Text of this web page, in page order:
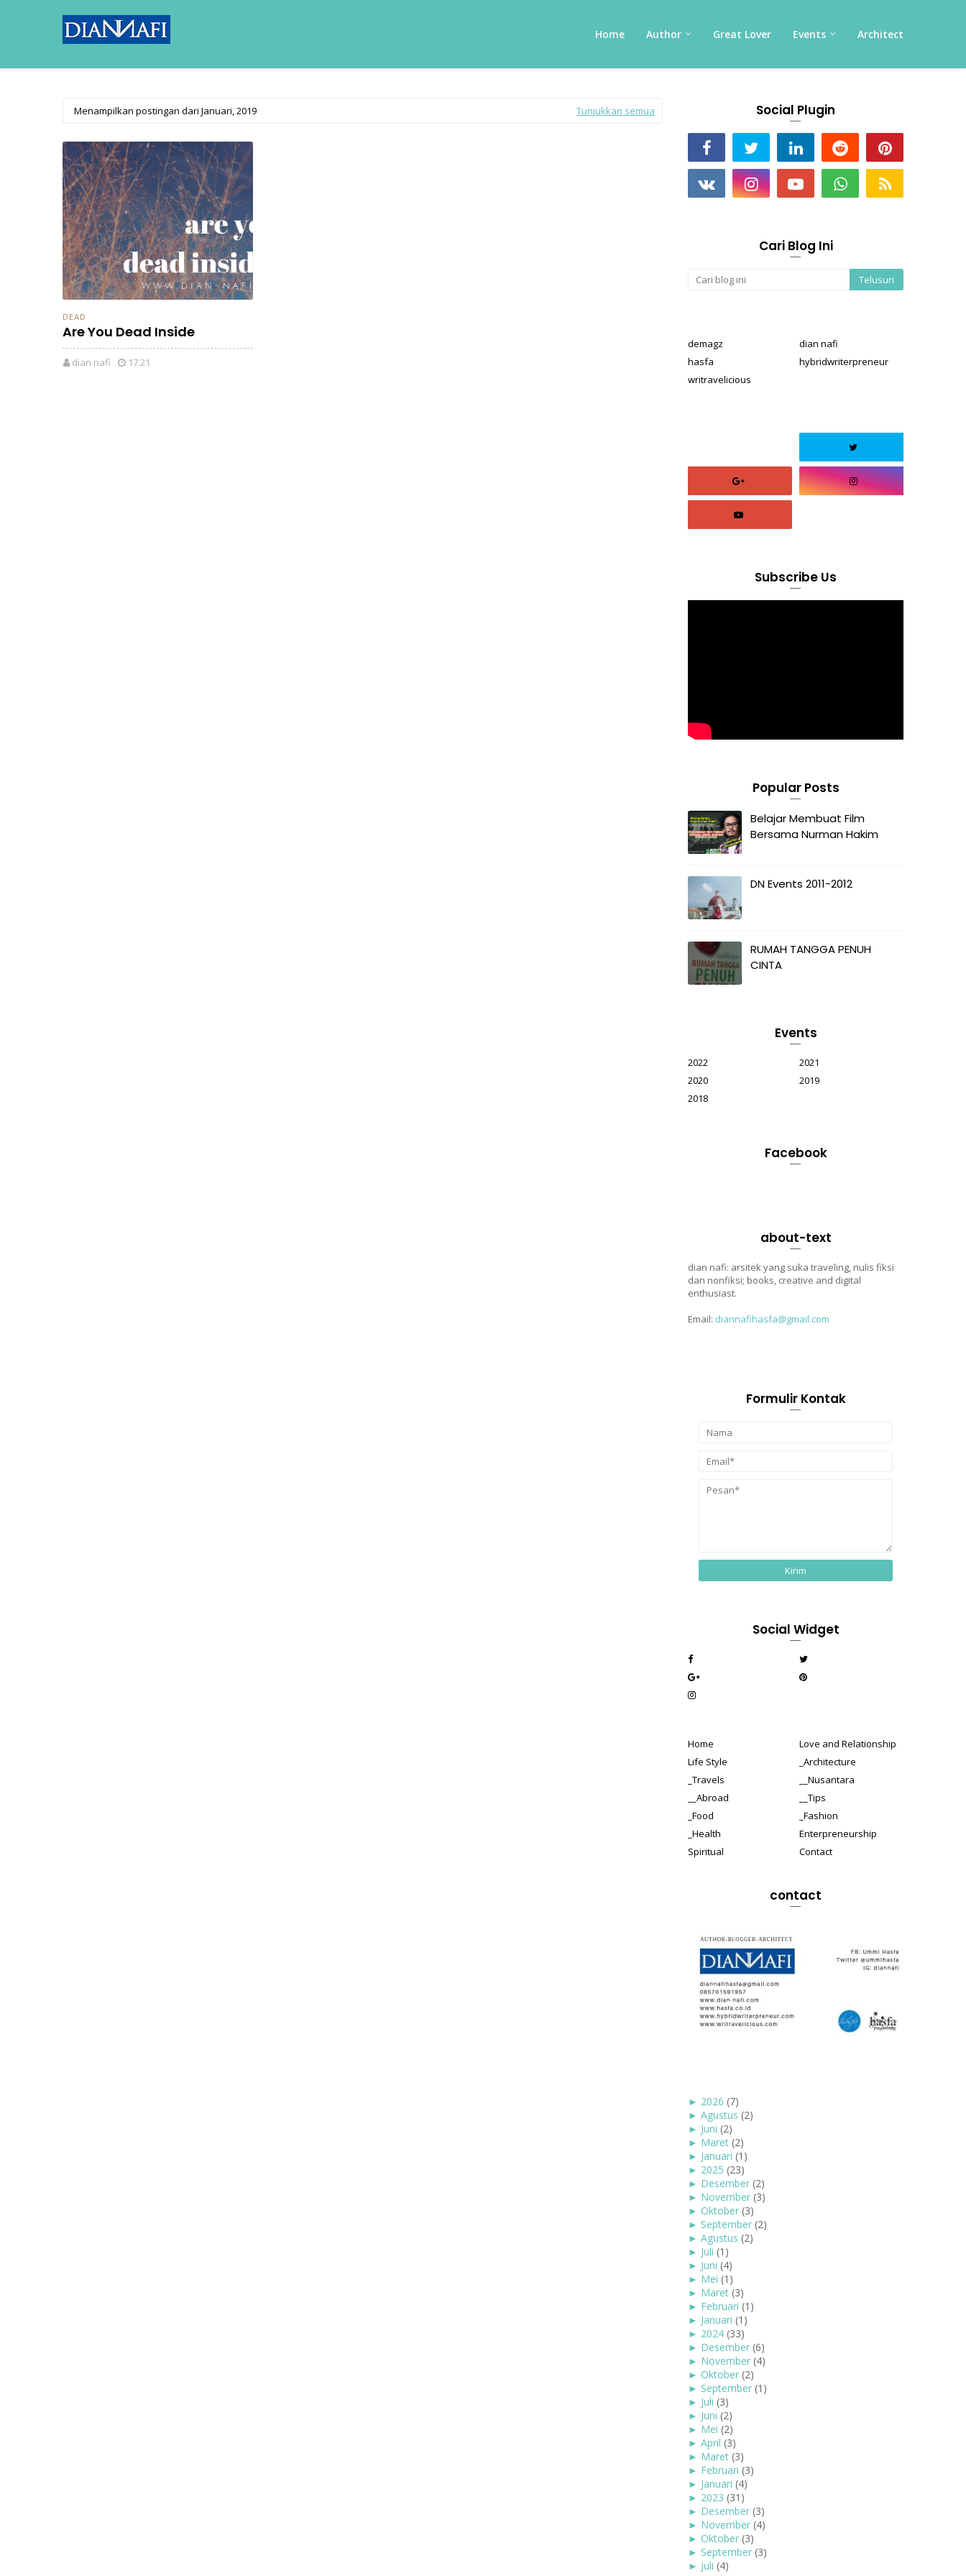
Home Author Great Lover Events Architect
Menampilkan postingan dari Januari, 2019 Tunjukkan semua
DEAD
Are You Dead Inside
dian nafi 17.21
Social Plugin
Cari Blog Ini
demagz
dian nafi
hasfa
hybridwriterpreneur
writravelicious
Subscribe Us
Popular Posts
Belajar Membuat Film
Bersama Nurman Hakim
DN Events 2011-2012
RUMAH TANGGA PENUH
CINTA
Events
2022
2021
2020
2019
2018
Facebook
about-text
dian nafi: arsitek yang suka traveling, nulis fiksi
dan nonfiksi; books, creative and digital
enthusiast.
Email: diannafihasfa@gmail.com
Formulir Kontak
Social Widget
Home
Love and Relationship
Life Style
_Architecture
_Travels
__Nusantara
__Abroad
__Tips
_Food
_Fashion
_Health
Enterpreneurship
Spiritual
Contact
contact
► 2026 (7)
► Agustus (2)
► Juni (2)
► Maret (2)
► Januari (1)
► 2025 (23)
► Desember (2)
► November (3)
► Oktober (3)
► September (2)
► Agustus (2)
► Juli (1)
► Juni (4)
► Mei (1)
► Maret (3)
► Februari (1)
► Januari (1)
► 2024 (33)
► Desember (6)
► November (4)
► Oktober (2)
► September (1)
► Juli (3)
► Juni (2)
► Mei (2)
► April (3)
► Maret (3)
► Februari (3)
► Januari (4)
► 2023 (31)
► Desember (3)
► November (4)
► Oktober (3)
► September (3)
► Juli (4)